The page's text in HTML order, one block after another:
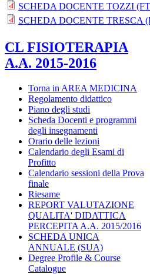
SCHEDA DOCENTE TOZZI
SCHEDA DOCENTE TRESCA
CL FISIOTERAPIA
A.A. 2015-2016
Torna in AREA MEDICINA
Regolamento didattico
Piano degli studi
Scheda Docenti e programmi
degli insegnamenti
Orario delle lezioni
Calendario degli Esami di
Profitto
Calendario sessioni della Prova
finale
Riesame
REPORT VALUTAZIONE
QUALITA' DIDATTICA
PERCEPITA A.A. 2015/2016
SCHEDA UNICA
ANNUALE (SUA)
Degree Profile & Course
Catalogue